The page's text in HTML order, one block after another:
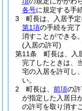
各号に規定する手
3
町長は、入居予
第1項の手続を完
消すことができる。
(入居の許可)
第11条
町長は、入
完了したときは、
宅の入居を許可し
い。
2
町長は、 前項の
が指定した入居日
の許可を取り消す